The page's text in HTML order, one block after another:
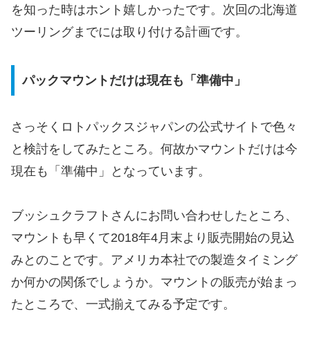
を知った時はホント嬉しかったです。次回の北海道
ツーリングまでには取り付ける計画です。
パックマウントだけは現在も「準備中」
さっそくロトパックスジャパンの公式サイトで色々
と検討をしてみたところ。何故かマウントだけは今
現在も「準備中」となっています。
ブッシュクラフトさんにお問い合わせしたところ、
マウントも早くて2018年4月末より販売開始の見込
みとのことです。アメリカ本社での製造タイミング
か何かの関係でしょうか。マウントの販売が始まっ
たところで、一式揃えてみる予定です。